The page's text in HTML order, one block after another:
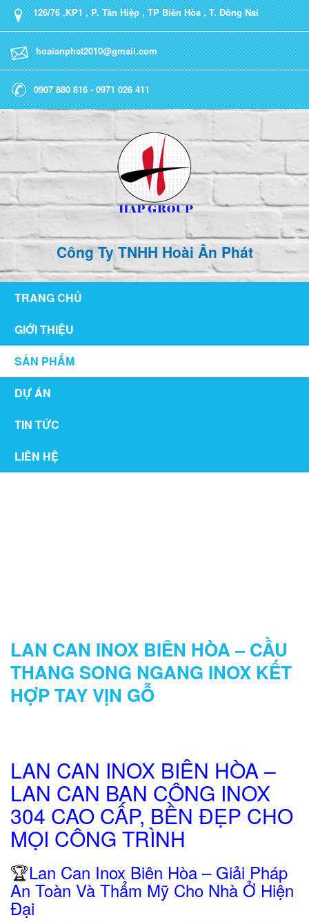
126/76 ,KP1 , P. Tân Hiệp , TP Biên Hòa , T. Đồng Nai
hoaianphat2010@gmail.com
0907 880 816 - 0971 026 411
Công Ty TNHH Hoài Ân Phát
TRANG CHỦ
GIỚI THIỆU
SẢN PHẨM
DỰ ÁN
TIN TỨC
LIÊN HỆ
LAN CAN INOX BIÊN HÒA – CẦU
THANG SONG NGANG INOX KẾT
HỢP TAY VỊN GỖ
LAN CAN INOX BIÊN HÒA –
LAN CAN BAN CÔNG INOX
304 CAO CẤP, BỀN ĐẸP CHO
MỌI CÔNG TRÌNH
🏆Lan Can Inox Biên Hòa – Giải Pháp
An Toàn Và Thẩm Mỹ Cho Nhà Ở Hiện
Đại